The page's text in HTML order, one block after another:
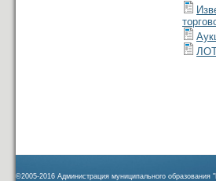
©2005-2016 Администрация муниципального образования